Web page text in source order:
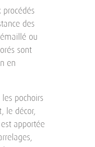
des
ou
sont
en
pochoirs
le décor,
apportée